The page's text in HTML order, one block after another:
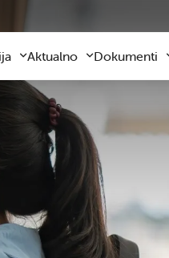
značaja
s starši
izobraževanje na domu
Aktualno
Aktualno
Zgodilo se je
Fotogalerija slik
Video vsebine
Dokumenti
Drugi pravilniki